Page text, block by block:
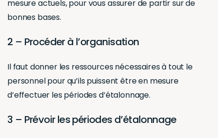
mesure actuels, pour vous assurer de partir sur de
bonnes bases.
2 – Procéder à l’organisation
Il faut donner les ressources nécessaires à tout le
personnel pour qu’ils puissent être en mesure
d’effectuer les périodes d’étalonnage.
3 – Prévoir les périodes d’étalonnage